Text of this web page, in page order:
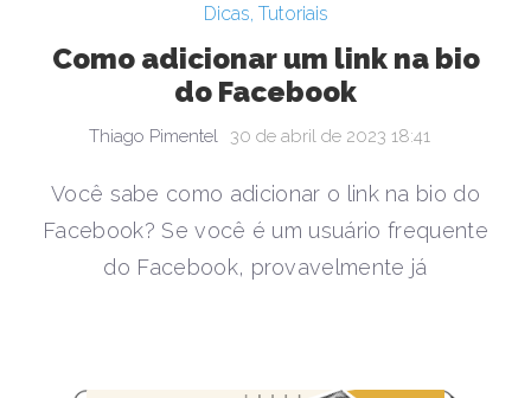
Dicas, Tutoriais
Como adicionar um link na bio
do Facebook
Thiago Pimentel 30 de abril de 2023 18:41
Você sabe como adicionar o link na bio do
Facebook? Se você é um usuário frequente
do Facebook, provavelmente já